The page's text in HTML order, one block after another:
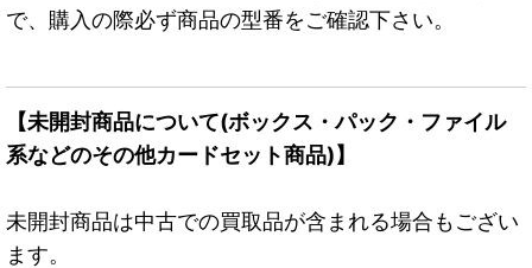
で、購入の際必ず商品の型番をご確認下さい。
【未開封商品について(ボックス・パック・ファイル
系などのその他カードセット商品)】
未開封商品は中古での買取品が含まれる場合もござい
ます。